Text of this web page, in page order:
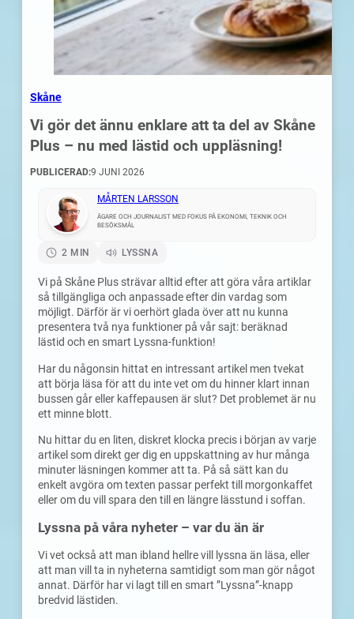
Skåne
Vi gör det ännu enklare att ta del av Skåne
Plus – nu med lästid och uppläsning!
PUBLICERAD:9 JUNI 2026
MÅRTEN LARSSON
ÄGARE OCH JOURNALIST MED FOKUS PÅ EKONOMI, TEKNIK OCH
BESÖKSMÅL
2 MIN LYSSNA
Vi på Skåne Plus strävar alltid efter att göra våra artiklar
så tillgängliga och anpassade efter din vardag som
möjligt. Därför är vi oerhört glada över att nu kunna
presentera två nya funktioner på vår sajt: beräknad
lästid och en smart Lyssna-funktion!
Har du någonsin hittat en intressant artikel men tvekat
att börja läsa för att du inte vet om du hinner klart innan
bussen går eller kaffepausen är slut? Det problemet är nu
ett minne blott.
Nu hittar du en liten, diskret klocka precis i början av varje
artikel som direkt ger dig en uppskattning av hur många
minuter läsningen kommer att ta. På så sätt kan du
enkelt avgöra om texten passar perfekt till morgonkaffet
eller om du vill spara den till en längre lässtund i soffan.
Lyssna på våra nyheter – var du än är
Vi vet också att man ibland hellre vill lyssna än läsa, eller
att man vill ta in nyheterna samtidigt som man gör något
annat. Därför har vi lagt till en smart ”Lyssna”-knapp
bredvid lästiden.